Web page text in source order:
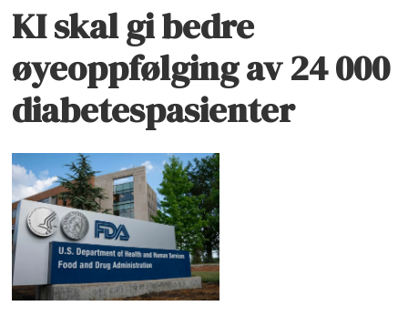
KI skal gi bedre
øyeoppfølging av 24 000
diabetespasienter